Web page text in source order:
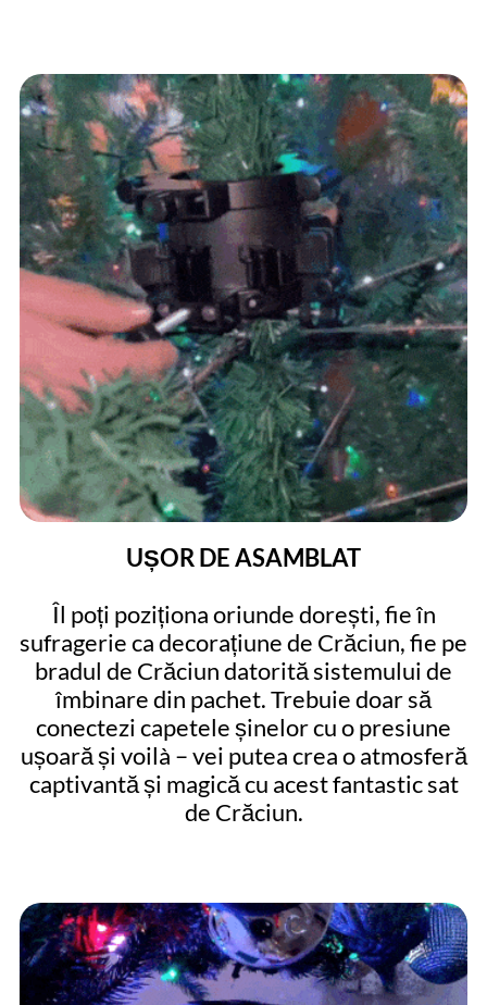
UȘOR DE ASAMBLAT
Îl poți poziționa oriunde dorești, fie în
sufragerie ca decorațiune de Crăciun, fie pe
bradul de Crăciun datorită sistemului de
îmbinare din pachet. Trebuie doar să
conectezi capetele șinelor cu o presiune
ușoară și voilà – vei putea crea o atmosferă
captivantă și magică cu acest fantastic sat
de Crăciun.